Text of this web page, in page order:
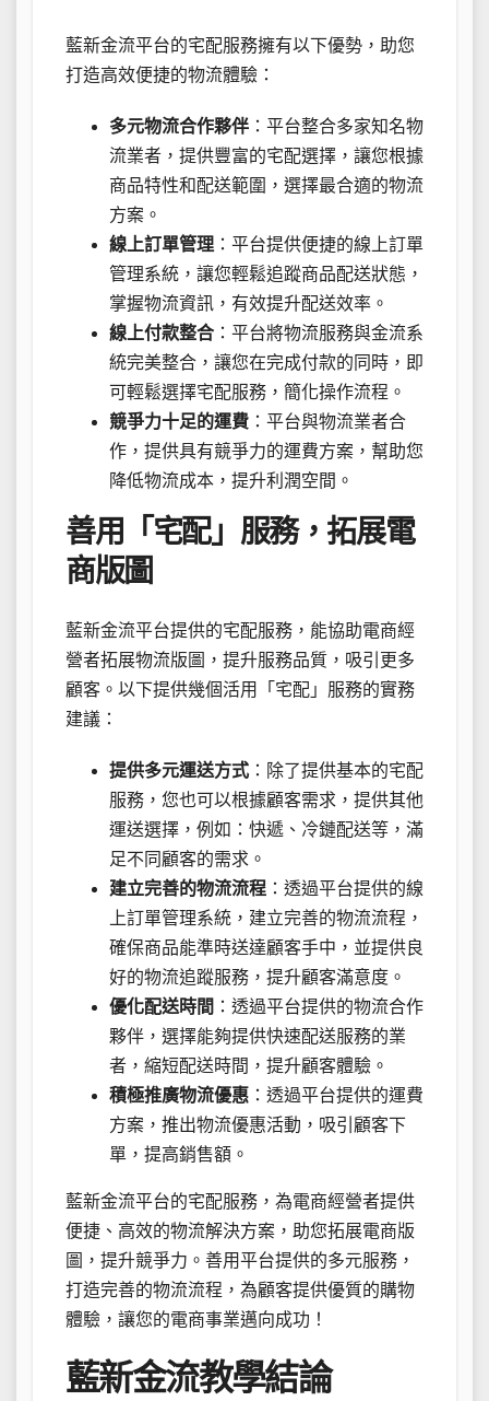
藍新金流平台的宅配服務擁有以下優勢，助您
打造高效便捷的物流體驗：
多元物流合作夥伴 ：平台整合多家知名物
流業者，提供豐富的宅配選擇，讓您根據
商品特性和配送範圍，選擇最合適的物流
方案。
線上訂單管理 ：平台提供便捷的線上訂單
管理系統，讓您輕鬆追蹤商品配送狀態，
掌握物流資訊，有效提升配送效率。
線上付款整合 ：平台將物流服務與金流系
統完美整合，讓您在完成付款的同時，即
可輕鬆選擇宅配服務，簡化操作流程。
競爭力十足的運費 ：平台與物流業者合
作，提供具有競爭力的運費方案，幫助您
降低物流成本，提升利潤空間。
善用「宅配」服務，拓展電
商版圖
藍新金流平台提供的宅配服務，能協助電商經
營者拓展物流版圖，提升服務品質，吸引更多
顧客。以下提供幾個活用「宅配」服務的實務
建議：
提供多元運送方式 ：除了提供基本的宅配
服務，您也可以根據顧客需求，提供其他
運送選擇，例如：快遞、冷鏈配送等，滿
足不同顧客的需求。
建立完善的物流流程 ：透過平台提供的線
上訂單管理系統，建立完善的物流流程，
確保商品能準時送達顧客手中，並提供良
好的物流追蹤服務，提升顧客滿意度。
優化配送時間 ：透過平台提供的物流合作
夥伴，選擇能夠提供快速配送服務的業
者，縮短配送時間，提升顧客體驗。
積極推廣物流優惠 ：透過平台提供的運費
方案，推出物流優惠活動，吸引顧客下
單，提高銷售額。
藍新金流平台的宅配服務，為電商經營者提供
便捷、高效的物流解決方案，助您拓展電商版
圖，提升競爭力。善用平台提供的多元服務，
打造完善的物流流程，為顧客提供優質的購物
體驗，讓您的電商事業邁向成功！
藍新金流教學結論